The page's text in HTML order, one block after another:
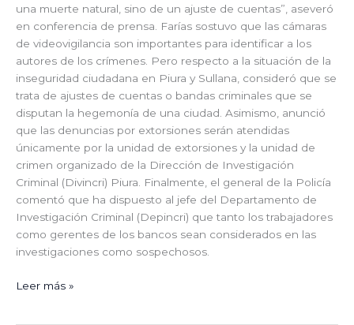
una muerte natural, sino de un ajuste de cuentas”, aseveró
en conferencia de prensa. Farías sostuvo que las cámaras
de videovigilancia son importantes para identificar a los
autores de los crímenes. Pero respecto a la situación de la
inseguridad ciudadana en Piura y Sullana, consideró que se
trata de ajustes de cuentas o bandas criminales que se
disputan la hegemonía de una ciudad. Asimismo, anunció
que las denuncias por extorsiones serán atendidas
únicamente por la unidad de extorsiones y la unidad de
crimen organizado de la Dirección de Investigación
Criminal (Divincri) Piura. Finalmente, el general de la Policía
comentó que ha dispuesto al jefe del Departamento de
Investigación Criminal (Depincri) que tanto los trabajadores
como gerentes de los bancos sean considerados en las
investigaciones como sospechosos.
Leer más »